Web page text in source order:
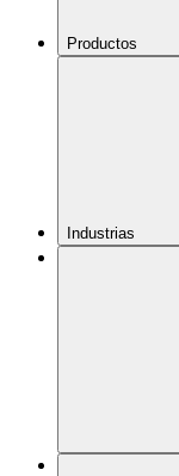
Productos
Industrias